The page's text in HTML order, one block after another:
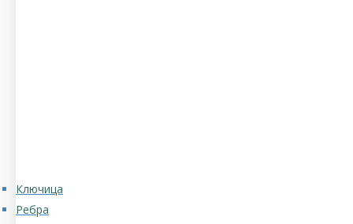
Ключица
Ребра